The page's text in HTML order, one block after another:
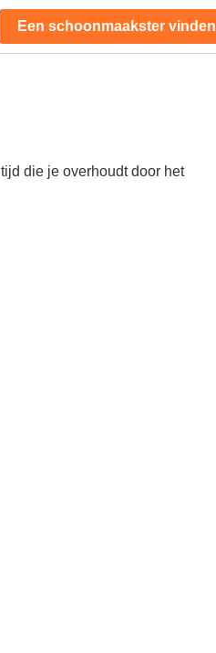
Een schoonmaakster vinden
die je overhoudt door het